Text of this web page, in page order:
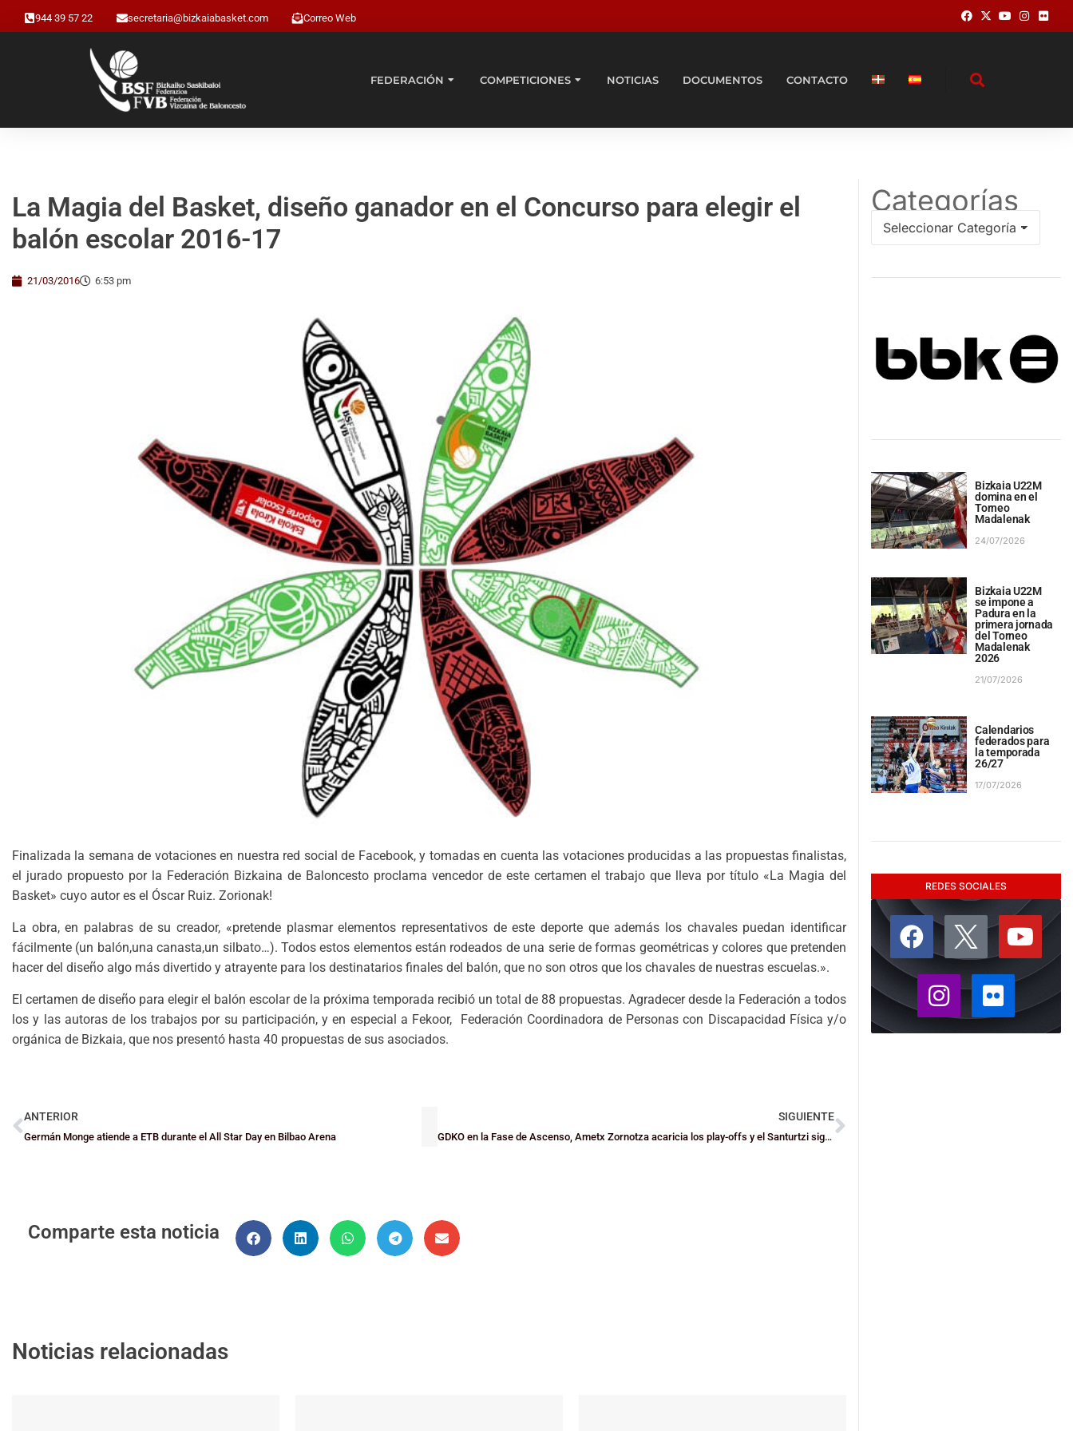
944 39 57 22 secretaria@bizkaiabasket.com Correo Web
FEDERACIÓN COMPETICIONES NOTICIAS DOCUMENTOS CONTACTO
La Magia del Basket, diseño ganador en el Concurso para elegir el
balón escolar 2016-17
21/03/2016 6:53 pm
Finalizada la semana de votaciones en nuestra red social de Facebook, y tomadas en cuenta las votaciones producidas a las propuestas finalistas,
el jurado propuesto por la Federación Bizkaina de Baloncesto proclama vencedor de este certamen el trabajo que lleva por título «La Magia del
Basket» cuyo autor es el Óscar Ruiz. Zorionak!
La obra, en palabras de su creador, «pretende plasmar elementos representativos de este deporte que además los chavales puedan identificar
fácilmente (un balón,una canasta,un silbato…). Todos estos elementos están rodeados de una serie de formas geométricas y colores que pretenden
hacer del diseño algo más divertido y atrayente para los destinatarios finales del balón, que no son otros que los chavales de nuestras escuelas.».
El certamen de diseño para elegir el balón escolar de la próxima temporada recibió un total de 88 propuestas. Agradecer desde la Federación a todos
los y las autoras de los trabajos por su participación, y en especial a Fekoor, Federación Coordinadora de Personas con Discapacidad Física y/o
orgánica de Bizkaia, que nos presentó hasta 40 propuestas de sus asociados.
ANTERIOR
Germán Monge atiende a ETB durante el All Star Day en Bilbao Arena
SIGUIENTE
GDKO en la Fase de Ascenso, Ametx Zornotza acaricia los play-offs y el Santurtzi sigue arriba
Comparte esta noticia
Noticias relacionadas
Categorías
Bizkaia U22M
domina en el
Torneo
Madalenak
24/07/2026
Bizkaia U22M
se impone a
Padura en la
primera jornada
del Torneo
Madalenak
2026
21/07/2026
Calendarios
federados para
la temporada
26/27
17/07/2026
REDES SOCIALES